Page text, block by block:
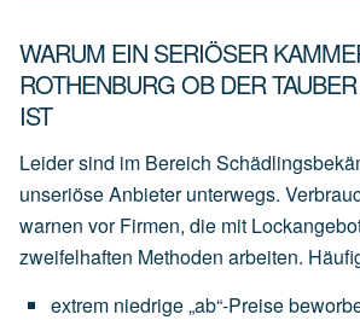
WARUM EIN SERIÖSER
ROTHENBURG OB DER
IST
Leider sind im Bereich
unseriöse Anbieter unterwegs.
warnen vor Firmen, die mit
zweifelhaften Methoden arbeiten.
extrem niedrige„ab“-Preise